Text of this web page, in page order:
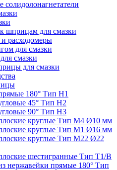
шприцам для смазки
расходомеры
для смазки
смазки
для смазки
180° Тип H1
45° Тип H2
90° Тип H3
круглые Тип M4 Ø10 мм
круглые Тип M1 Ø16 мм
круглые Тип M22 Ø22
шестигранные Тип T1/B
нержавейки прямые 180° Тип